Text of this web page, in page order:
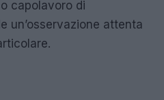
capolavoro di
un’osservazione attenta